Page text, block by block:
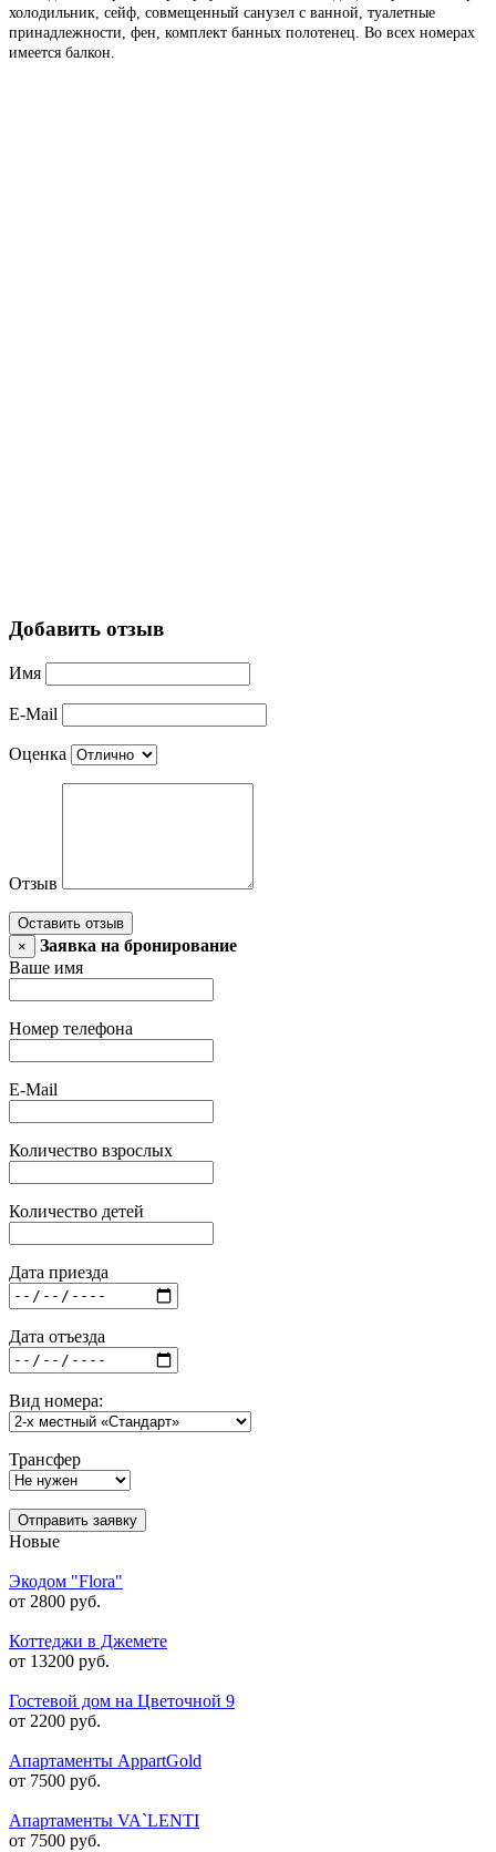
холодильник, сейф, совмещенный санузел с ванной, туалетные
принадлежности, фен, комплект банных полотенец. Во всех номерах
имеется балкон.
Добавить отзыв
Имя
E-Mail
Оценка
Отзыв
Оставить отзыв
×
Заявка на бронирование
Ваше имя
Номер телефона
E-Mail
Количество взрослых
Количество детей
Дата приезда
Дата отъезда
Вид номера:
Трансфер
Отправить заявку
Новые
Экодом "Flora"
от 2800 руб.
Коттеджи в Джемете
от 13200 руб.
Гостевой дом на Цветочной 9
от 2200 руб.
Апартаменты AppartGold
от 7500 руб.
Апартаменты VA`LENTI
от 7500 руб.